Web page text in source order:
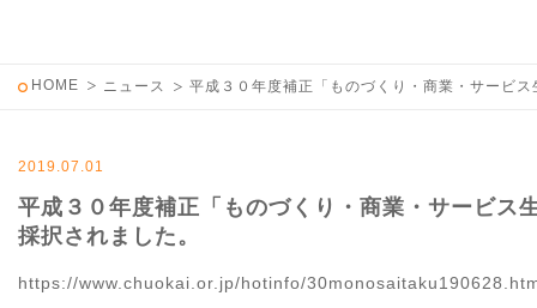
HOME ニュース 平成３０年度補正「ものづくり・商業・サービ
2019.07.01
平成３０年度補正「ものづくり・商業・サービス
採択されました。
https://www.chuokai.or.jp/hotinfo/